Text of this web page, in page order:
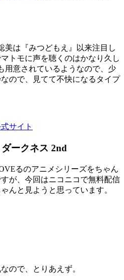
は『みつどもえ』以来注目し
トモに声を聴くのはかなり久し
用意されているようなので、少
ので、見てて不快になるタイプ
サイト
ークネス 2nd
るのアニメシリーズをちゃん
が、今回はニコニコで無料配信
んと見ようと思っています。
ので、とりあえず。